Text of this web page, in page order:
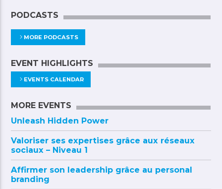
PODCASTS
MORE PODCASTS
EVENT HIGHLIGHTS
EVENTS CALENDAR
MORE EVENTS
Unleash Hidden Power
Valoriser ses expertises grâce aux réseaux
sociaux – Niveau 1
Affirmer son leadership grâce au personal
branding